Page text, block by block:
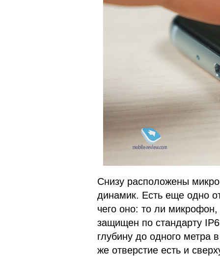
Снизу расположены
динамик. Есть еще одно
чего оно: то ли
защищен по стандарту
глубину до одного метра
же отверстие есть и